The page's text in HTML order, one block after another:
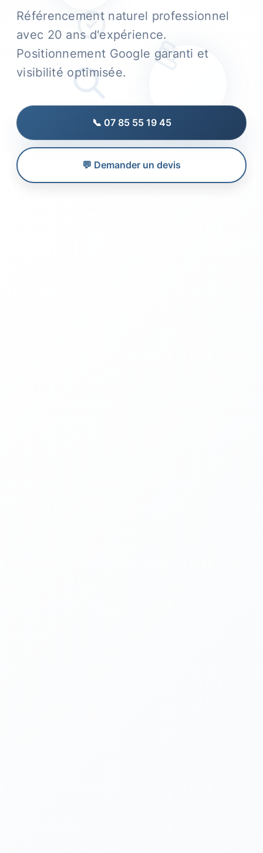
Référencement naturel professionnel
avec 20 ans d'expérience.
Positionnement Google garanti et
visibilité optimisée.
📞 07 85 55 19 45
💬 Demander un devis